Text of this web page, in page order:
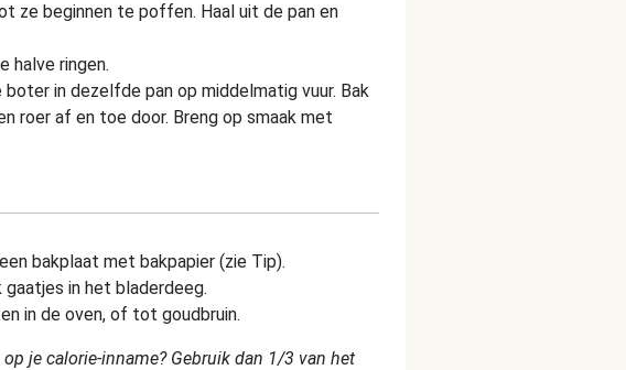
ze beginnen te poffen. Haal uit de pan en
halve ringen.
in dezelfde pan op middelmatig vuur. Bak
roer af en toe door. Breng op smaak met
bakplaat met bakpapier (zie Tip).
in het bladerdeeg.
in de oven, of tot goudbruin.
je calorie-inname? Gebruik dan 1/3 van het